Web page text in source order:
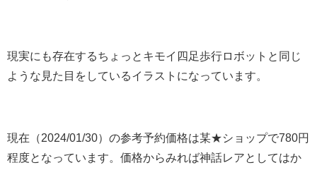
現実にも存在するちょっとキモイ四足歩行ロボットと同じ
ような見た目をしているイラストになっています。
現在（2024/01/30）の参考予約価格は某★ショップで780円
程度となっています。価格からみれば神話レアとしてはか